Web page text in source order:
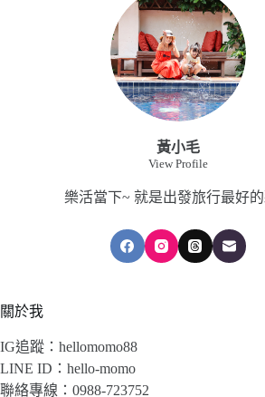
黃小毛
View Profile
樂活當下~ 就是出發旅行最好的
關於我
IG追蹤：hellomomo88
LINE ID：hello-momo
聯絡專線：0988-723752